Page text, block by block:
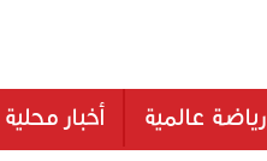
رياضة عالمية أخبار محلية